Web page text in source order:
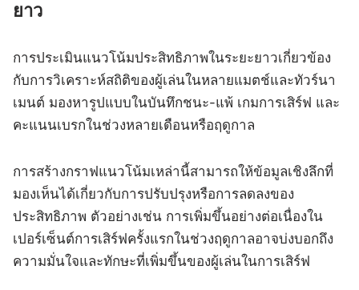
ยาว
การประเมินแนวโน้มประสิทธิภาพในระยะยาวเกี่ยวข้อง
กับการวิเคราะห์สถิติของผู้เล่นในหลายแมตช์และทัวร์นา
เมนต์ มองหารูปแบบในบันทึกชนะ-แพ้ เกมการเสิร์ฟ และ
คะแนนเบรกในช่วงหลายเดือนหรือฤดูกาล
การสร้างกราฟแนวโน้มเหล่านี้สามารถให้ข้อมูลเชิงลึกที่
มองเห็นได้เกี่ยวกับการปรับปรุงหรือการลดลงของ
ประสิทธิภาพ ตัวอย่างเช่น การเพิ่มขึ้นอย่างต่อเนื่องใน
เปอร์เซ็นต์การเสิร์ฟครั้งแรกในช่วงฤดูกาลอาจบ่งบอกถึง
ความมั่นใจและทักษะที่เพิ่มขึ้นของผู้เล่นในการเสิร์ฟ